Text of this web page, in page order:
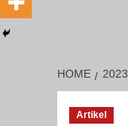
HOME 2023
Artikel